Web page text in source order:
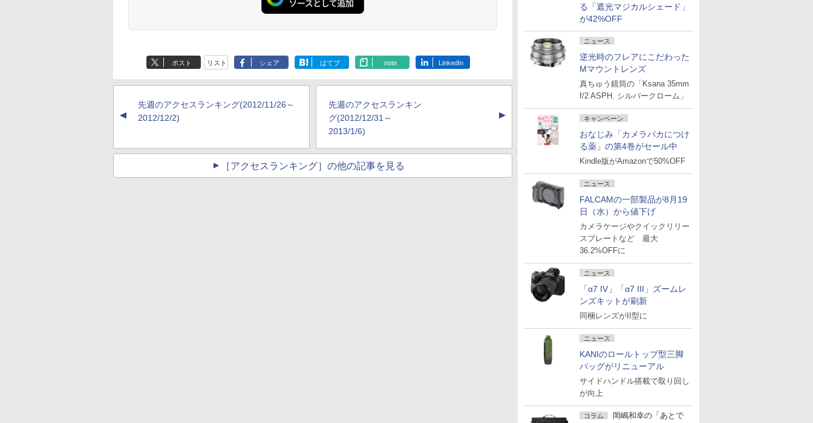
る「遮光マジカルシェード」
が42%OFF
ニュース
逆光時のフレアにこだわった
Mマウントレンズ
真ちゅう鏡筒の「Ksana 35mm
f/2 ASPH. シルバークローム」
キャンペーン
おなじみ「カメラバカにつけ
る薬」の第4巻がセール中
Kindle版がAmazonで50%OFF
ニュース
FALCAMの一部製品が8月19
日（水）から値下げ
カメラケージやクイックリリー
スプレートなど 最大
36.2%OFFに
ニュース
「α7 IV」「α7 III」ズームレ
ンズキットが刷新
同梱レンズがII型に
ニュース
KANIのロールトップ型三脚
バッグがリニューアル
サイドハンドル搭載で取り回し
が向上
コラム
岡嶋和幸の「あとで
ポスト リスト シェア はてブ note LinkedIn
▲
先週のアクセスランキング(2012/11/26～
2012/12/2)
先週のアクセスランキン
グ(2012/12/31～
2013/1/6)
▲
［アクセスランキング］の他の記事を見る